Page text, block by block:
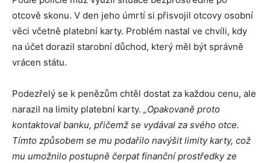
otcově skonu. V den jeho úmrtí si přisvojil otcovy osobní
věci včetně platební karty. Problém nastal ve chvíli, kdy
na účet dorazil starobní důchod, který měl být správně
vrácen státu.
Podezřelý se k penězům chtěl dostat za každou cenu, ale
narazil na limity platební karty. „Opakovaně proto
kontaktoval banku, přičemž se vydával za svého otce.
Tímto způsobem se mu podařilo navýšit limity karty, což
mu umožnilo postupně čerpat finanční prostředky ze